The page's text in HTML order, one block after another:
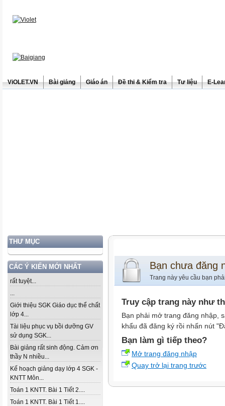
ViOLET.VN Bài giảng Giáo án Đề thi & Kiểm tra Tư liệu E-
THƯ MỤC
CÁC Ý KIẾN MỚI NHẤT
rất tuyệt...
...
Giới thiệu SGK Giáo dục thể chất
lớp 4...
Tài liệu phục vụ bồi dưỡng GV
sử dụng SGK...
Bài giảng rất sinh động. Cảm ơn
thầy N nhiều...
Kế hoạch giảng dạy lớp 4 SGK -
KNTT Môn...
Toán 1 KNTT. Bài 1 Tiết 2....
Toán 1 KNTT. Bài 1 Tiết 1....
Bạn chưa đăng
Trang này yêu cầu bạn
Truy cập trang này như
Bạn phải mở trang đăng nhập,
khẩu đã đăng ký rồi nhấn nút
Bạn làm gì tiếp theo?
Mở trang đăng nhập
Quay trở lại trang trước